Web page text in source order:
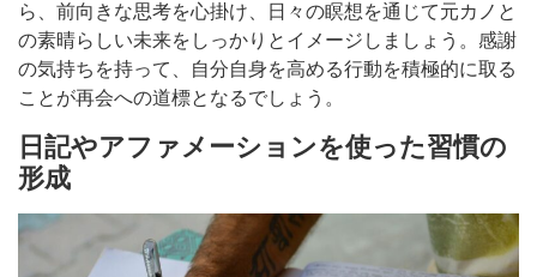
ら、前向きな思考を心掛け、日々の瞑想を通じて元カノと
の素晴らしい未来をしっかりとイメージしましょう。感謝
の気持ちを持って、自分自身を高める行動を積極的に取る
ことが再会への道標となるでしょう。
日記やアファメーションを使った習慣の
形成